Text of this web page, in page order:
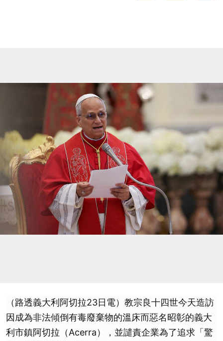
（路透義大利阿切拉23日電）教宗良十四世今天造訪
因成為非法傾倒有毒廢棄物的溫床而惡名昭彰的義大
利市鎮阿切拉（Acerra），並譴責企業為了追求「驚